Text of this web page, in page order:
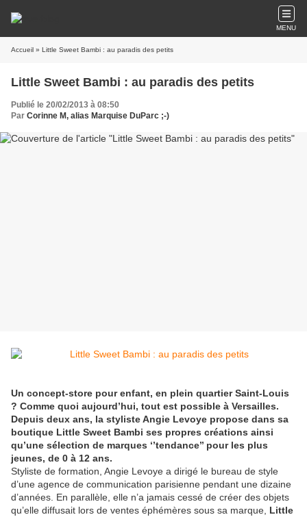
MENU
Accueil » Little Sweet Bambi : au paradis des petits
Little Sweet Bambi : au paradis des petits
Publié le 20/02/2013 à 08:50
Par Corinne M, alias Marquise DuParc ;-)
Un concept-store pour enfant, en plein quartier Saint-Louis
? Comme quoi aujourd’hui, tout est possible à Versailles.
Depuis deux ans, la styliste Angie Levoye propose dans sa
boutique Little Sweet Bambi ses propres créations ainsi
qu’une sélection de marques ‘’tendance’’ pour les plus
jeunes, de 0 à 12 ans.
Styliste de formation, Angie Levoye a dirigé le bureau de style
d’une agence de communication parisienne pendant une dizaine
d’années. En parallèle, elle n’a jamais cessé de créer des objets
qu’elle diffusait lors de ventes éphémères sous sa marque, Little